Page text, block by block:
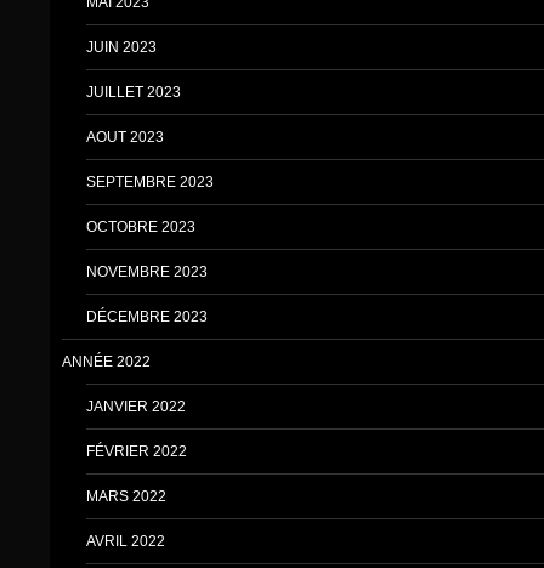
JUIN 2023
JUILLET 2023
AOUT 2023
SEPTEMBRE 2023
OCTOBRE 2023
NOVEMBRE 2023
DÉCEMBRE 2023
ANNÉE 2022
JANVIER 2022
FÉVRIER 2022
MARS 2022
AVRIL 2022